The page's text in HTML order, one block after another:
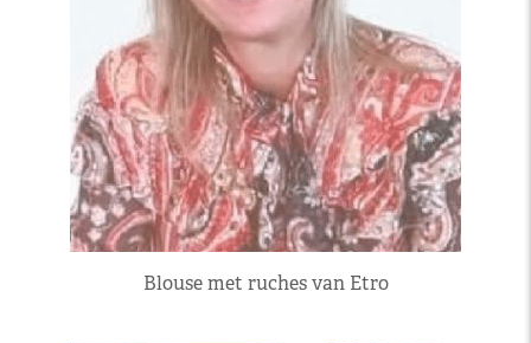
Blouse met ruches van Etro